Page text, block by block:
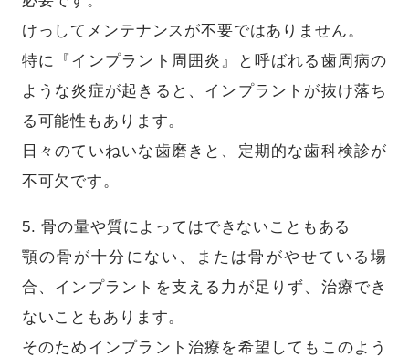
けっしてメンテナンスが不要ではありません。
特に『インプラント周囲炎』と呼ばれる歯周病の
ような炎症が起きると、インプラントが抜け落ち
る可能性もあります。
日々のていねいな歯磨きと、定期的な歯科検診が
不可欠です。
5. 骨の量や質によってはできないこともある
顎の骨が十分にない、または骨がやせている場
合、インプラントを支える力が足りず、治療でき
ないこともあります。
そのためインプラント治療を希望してもこのよう